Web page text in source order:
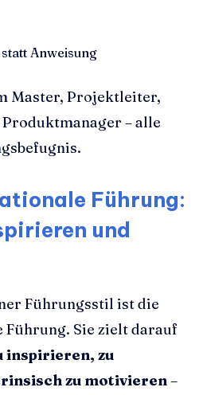
Anweisung
Master, Projektleiter,
– alle
Führung:
und
Führungsstil ist die
Führung. Sie zielt darauf
inspirieren, zu
zu motivieren–